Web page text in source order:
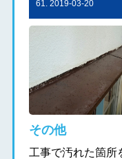
61. 2019-03-20
その他
工事で汚れた箇所